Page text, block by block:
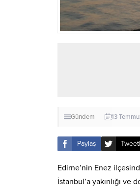
Gündem 13
Paylaş
Edirne’nin Enez
İstanbul’a yakınlığı ve